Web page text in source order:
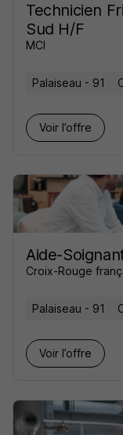
Technicien
Sud H/F
MCI
Palaiseau - 91
Voir l’offre
Aide-
Croix-Rouge
Palaiseau - 91
Voir l’offre